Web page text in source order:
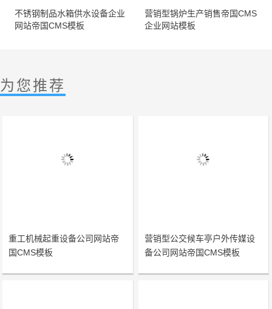
不锈钢制品水箱供水设备企业
网站帝国CMS模板
营销型锅炉生产销售帝国CMS
企业网站模板
为您推荐
重工机械起重设备公司网站帝
国CMS模板
营销型公交候车亭户外传媒设
备公司网站帝国CMS模板